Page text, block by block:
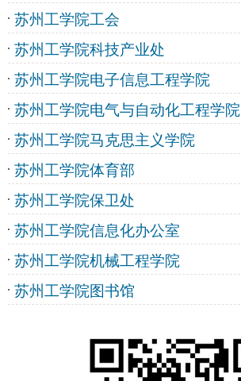
苏州工学院工会
苏州工学院科技产业处
苏州工学院电子信息工程学院
苏州工学院电气与自动化工程学院
苏州工学院马克思主义学院
苏州工学院体育部
苏州工学院保卫处
苏州工学院信息化办公室
苏州工学院机械工程学院
苏州工学院图书馆